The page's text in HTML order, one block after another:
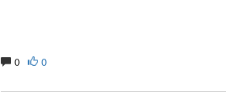
0 0